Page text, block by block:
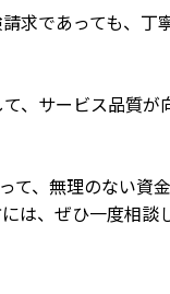
求であっても、
、サービス品質
て、無理のない資
は、ぜひ一度相談